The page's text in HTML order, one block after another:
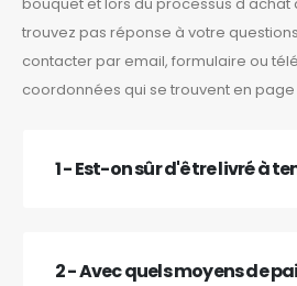
trouvez pas réponse à votre
contacter par email, formulaire ou
coordonnées qui se trouvent en
1 - Est-on sûr d'être livré à
2 - Avec quels moyens de